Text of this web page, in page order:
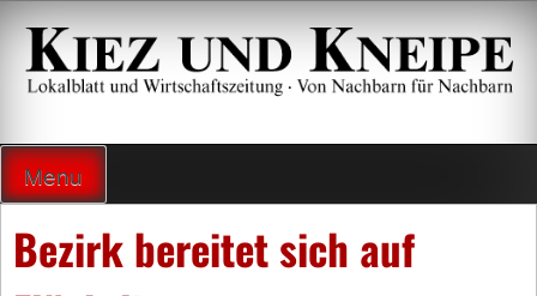
Zum
Inhalt
springen
Menu
Bezirk bereitet sich auf